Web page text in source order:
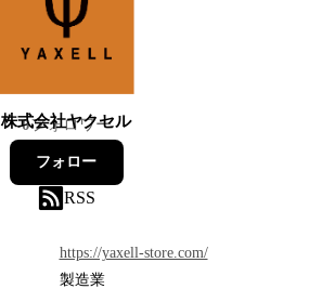
株式会社ヤクセル
0フォロワー
フォロー
RSS
https://yaxell-store.com/
製造業